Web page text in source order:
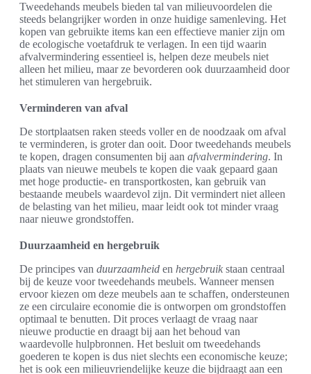
Tweedehands meubels bieden tal van milieuvoordelen die
steeds belangrijker worden in onze huidige samenleving. Het
kopen van gebruikte items kan een effectieve manier zijn om
de ecologische voetafdruk te verlagen. In een tijd waarin
afvalvermindering essentieel is, helpen deze meubels niet
alleen het milieu, maar ze bevorderen ook duurzaamheid door
het stimuleren van hergebruik.
Verminderen van afval
De stortplaatsen raken steeds voller en de noodzaak om afval
te verminderen, is groter dan ooit. Door tweedehands meubels
te kopen, dragen consumenten bij aan afvalvermindering. In
plaats van nieuwe meubels te kopen die vaak gepaard gaan
met hoge productie- en transportkosten, kan gebruik van
bestaande meubels waardevol zijn. Dit vermindert niet alleen
de belasting van het milieu, maar leidt ook tot minder vraag
naar nieuwe grondstoffen.
Duurzaamheid en hergebruik
De principes van duurzaamheid en hergebruik staan centraal
bij de keuze voor tweedehands meubels. Wanneer mensen
ervoor kiezen om deze meubels aan te schaffen, ondersteunen
ze een circulaire economie die is ontworpen om grondstoffen
optimaal te benutten. Dit proces verlaagt de vraag naar
nieuwe productie en draagt bij aan het behoud van
waardevolle hulpbronnen. Het besluit om tweedehands
goederen te kopen is dus niet slechts een economische keuze;
het is ook een milieuvriendelijke keuze die bijdraagt aan een